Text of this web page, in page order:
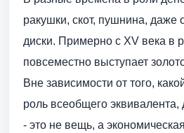
ракушки, скот, пушнина,
диски. Примерно с XV века в
повсеместно выступает
Вне зависимости от того,
роль всеобщего эквивалента,
- это не вещь, а